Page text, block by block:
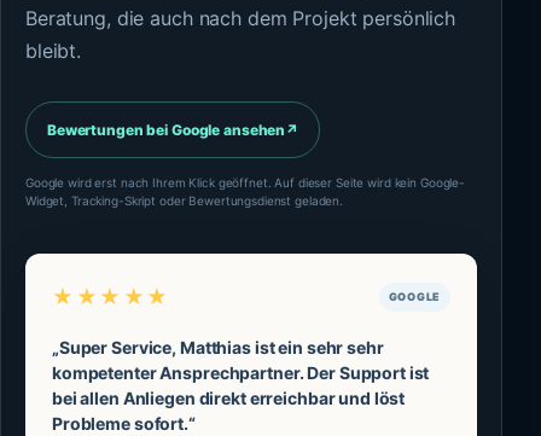
Beratung, die auch nach dem Projekt persönlich
bleibt.
Bewertungen bei Google ansehen ↗
Google wird erst nach Ihrem Klick geöffnet. Auf dieser Seite wird kein Google-
Widget, Tracking-Skript oder Bewertungsdienst geladen.
★★★★★ GOOGLE
„Super Service, Matthias ist ein sehr sehr
kompetenter Ansprechpartner. Der Support ist
bei allen Anliegen direkt erreichbar und löst
Probleme sofort.“